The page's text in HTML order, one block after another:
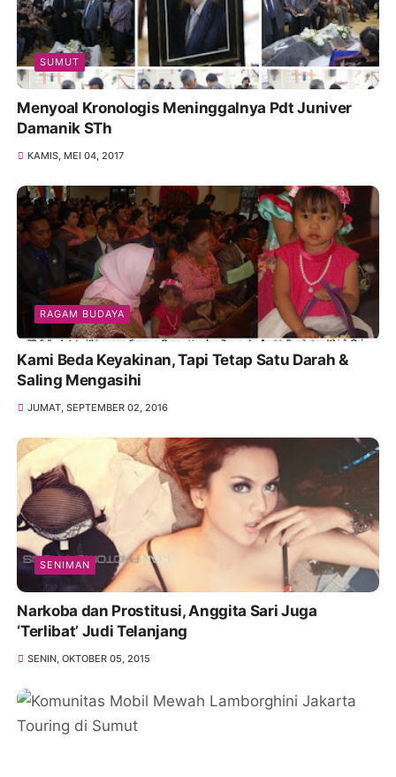
SUMUT
Menyoal Kronologis Meninggalnya Pdt Juniver
Damanik STh
KAMIS, MEI 04, 2017
RAGAM BUDAYA
Kami Beda Keyakinan, Tapi Tetap Satu Darah &
Saling Mengasihi
JUMAT, SEPTEMBER 02, 2016
SENIMAN
Narkoba dan Prostitusi, Anggita Sari Juga
‘Terlibat’ Judi Telanjang
SENIN, OKTOBER 05, 2015